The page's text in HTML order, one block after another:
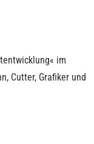
im
Cutter, Grafiker und